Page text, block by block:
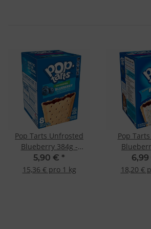
Pop Tarts Unfrosted
Blueberry 384g -
MHD:-31.07.2026 -
5,90 € *
15,36 € pro 1 kg
Pop
18,20 €